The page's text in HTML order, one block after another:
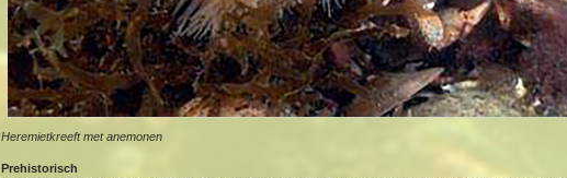
Heremietkreeft met anemonen
Prehistorisch